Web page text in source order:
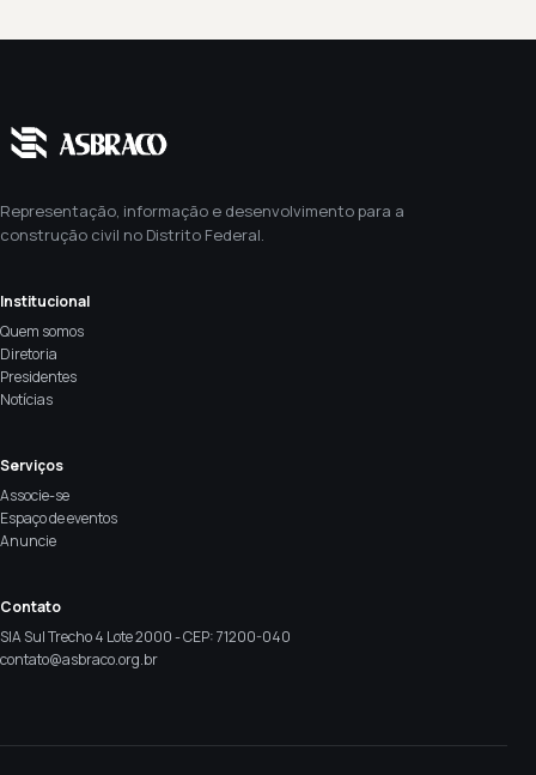
Representação, informação e desenvolvimento para a
construção civil no Distrito Federal.
Institucional
Quem somos
Diretoria
Presidentes
Notícias
Serviços
Associe-se
Espaço de eventos
Anuncie
Contato
SIA Sul Trecho 4 Lote 2000 - CEP: 71200-040
contato@asbraco.org.br